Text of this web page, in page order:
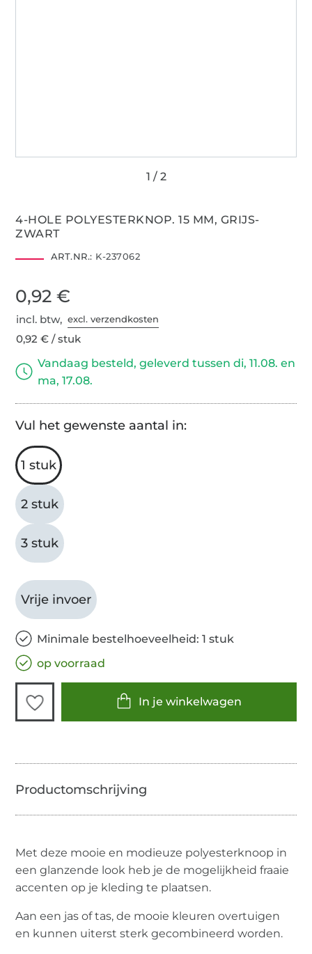
4-HOLE POLYESTERKNOP. 15 MM, GRIJS-
ZWART
ART.NR.: K-237062
0,92 €
incl. btw,excl. verzendkosten
0,92 € / stuk
Vandaag besteld, geleverd tussen di, 11.08. en
ma, 17.08.
Vul het gewenste aantal in:
1 stuk
2 stuk
3 stuk
Vrije invoer
Minimale bestelhoeveelheid: 1 stuk
op voorraad
In je winkelwagen
Met deze mooie en modieuze polyesterknoop in
een glanzende look heb je de mogelijkheid fraaie
accenten op je kleding te plaatsen.
Aan een jas of tas, de mooie kleuren overtuigen
en kunnen uiterst sterk gecombineerd worden.